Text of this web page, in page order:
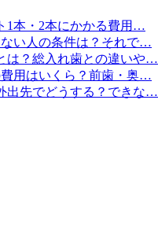
1本・2本にかかる費用…
い人の条件は？それで…
は？総入れ歯との違いや…
用はいくら？前歯・奥…
出先でどうする？できな…